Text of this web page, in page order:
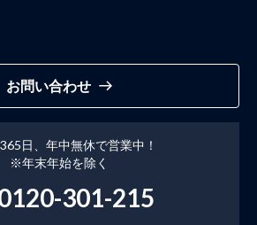
お問い合わせ
日、年中無休で営業中！
※年末年始を除く
301-215